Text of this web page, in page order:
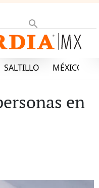
SALTILLO MÉXICO
en